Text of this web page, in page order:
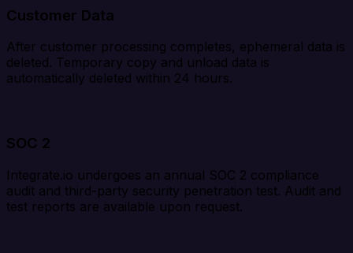
Customer Data
After customer processing completes, ephemeral data is
deleted. Temporary copy and unload data is
automatically deleted within 24 hours.
SOC 2
Integrate.io undergoes an annual SOC 2 compliance
audit and third-party security penetration test. Audit and
test reports are available upon request.